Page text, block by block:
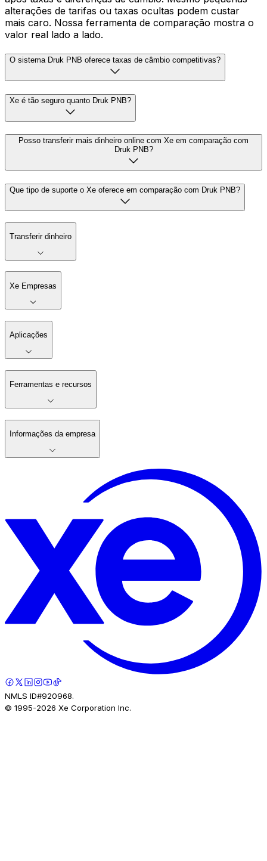
alterações de tarifas ou taxas ocultas podem custar
mais caro. Nossa ferramenta de comparação mostra o
valor real lado a lado.
O sistema Druk PNB oferece taxas de câmbio competitivas?
Xe é tão seguro quanto Druk PNB?
Posso transferir mais dinheiro online com Xe em comparação com
Druk PNB?
Que tipo de suporte o Xe oferece em comparação com Druk PNB?
Transferir dinheiro
Xe Empresas
Aplicações
Ferramentas e recursos
Informações da empresa
NMLS ID#920968.
© 1995-2026 Xe Corporation Inc.